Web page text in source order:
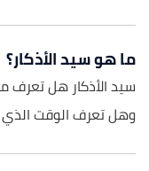
ما هو سيد الأذكار؟
سيد الأذكار هل تعرف
وهل تعرف الوقت